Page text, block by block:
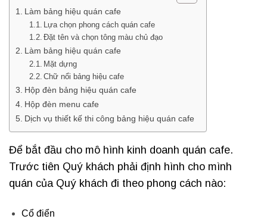
Làm bảng hiệu quán cafe
Lựa chọn phong cách quán cafe
Đặt tên và chọn tông màu chủ đạo
Làm bảng hiệu quán cafe
Mặt dựng
Chữ nổi bảng hiệu cafe
Hộp đèn bảng hiệu quán cafe
Hộp đèn menu cafe
Dịch vụ thiết kế thi công bảng hiệu quán cafe
Để bắt đầu cho mô hình kinh doanh quán cafe.
Trước tiên Quý khách phải định hình cho mình
quán của Quý khách đi theo phong cách nào:
Cổ điển